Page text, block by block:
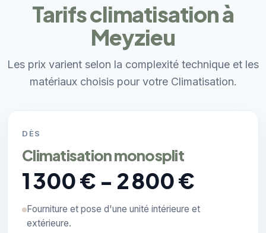
Tarifs climatisation à
Meyzieu
Les prix varient selon la complexité technique et les
matériaux choisis pour votre Climatisation.
DÈS
Climatisation monosplit
1 300 € - 2 800 €
Fourniture et pose d'une unité intérieure et
extérieure.